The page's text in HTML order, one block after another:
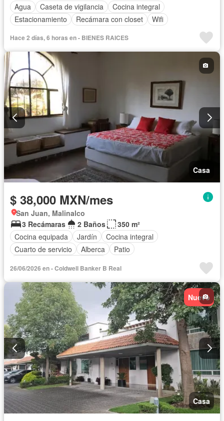
Agua
Caseta de vigilancia
Cocina integral
Estacionamiento
Recámara con closet Wifi
Hace 2 días, 6 horas en - BIENES RAICES
Casa
$ 38,000 MXN/mes
San Juan, Malinalco
3 Recámaras
2 Baños
350 m²
Cocina equipada
Jardín
Cocina integral
Cuarto de servicio
Alberca
Patio
26/06/2026 en - Coldwell Banker B Real
Nuevo
Casa